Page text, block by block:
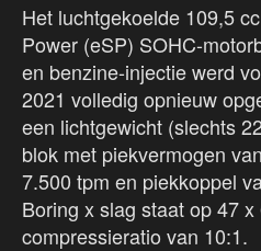
Het luchtgekoelde 109,5
Power (eSP) SOHC-
en benzine-injectie werd
2021 volledig opnieuw
een lichtgewicht (slechts
blok met piekvermogen
7.500 tpm en piekkoppel
Boring x slag staat op 47
compressieratio van 10:1.